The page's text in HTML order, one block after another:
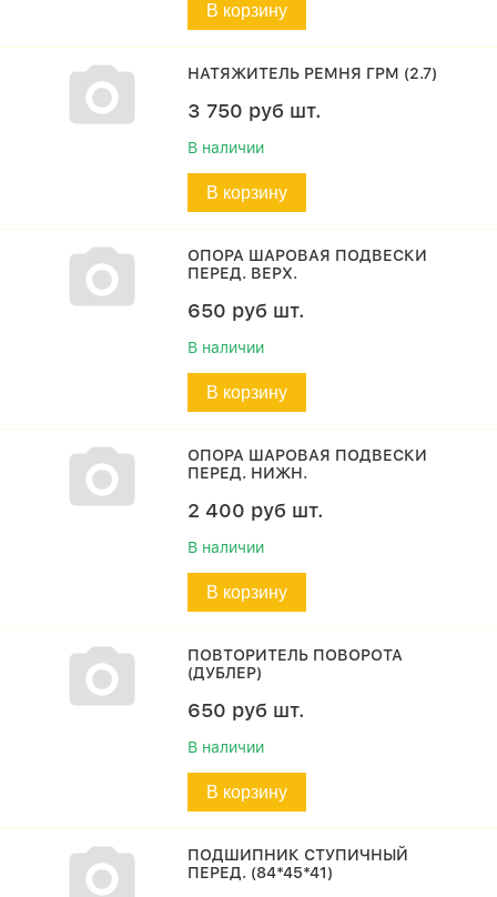
В корзину
НАТЯЖИТЕЛЬ РЕМНЯ ГРМ (2.7)
3 750 руб шт.
В наличии
В корзину
ОПОРА ШАРОВАЯ ПОДВЕСКИ
ПЕРЕД. ВЕРХ.
650 руб шт.
В наличии
В корзину
ОПОРА ШАРОВАЯ ПОДВЕСКИ
ПЕРЕД. НИЖН.
2 400 руб шт.
В наличии
В корзину
ПОВТОРИТЕЛЬ ПОВОРОТА
(ДУБЛЕР)
650 руб шт.
В наличии
В корзину
ПОДШИПНИК СТУПИЧНЫЙ
ПЕРЕД. (84*45*41)